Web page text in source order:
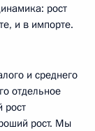
рост
и в импорте.
и среднего
отдельное
рост
рост. Мы